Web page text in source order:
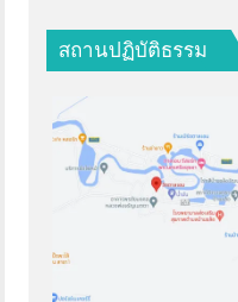
สถานปฏิบัติธรรม